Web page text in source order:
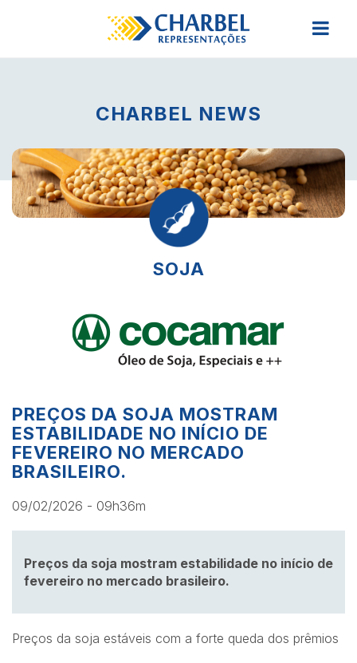
CHARBEL NEWS
SOJA
PREÇOS DA SOJA MOSTRAM
ESTABILIDADE NO INÍCIO DE
FEVEREIRO NO MERCADO
BRASILEIRO.
09/02/2026 - 09h36m
Preços da soja mostram estabilidade no início de
fevereiro no mercado brasileiro.
Preços da soja estáveis com a forte queda dos prêmios